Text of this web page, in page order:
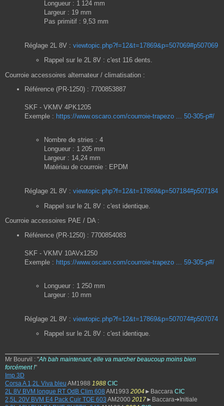
Longueur : 1 124 mm
Largeur : 19 mm
Pas primitif : 9,53 mm
Réglage 2L 8V : viewtopic.php?f=12&t=17869&p=507069#p507069
Rappel sur le 2L 8V : c'est 116 dents.
Courroie accessoires alternateur / climatisation :
Référence (PR-1250) : 7700853887
SKF - VKMV 4PK1205
Exemple : https://www.oscaro.com/courroie-trapezo ... 50-305-p#/
Nombre de stries : 4
Longueur : 1 205 mm
Largeur : 14,24 mm
Matériau de courroie : EPDM
Réglage 2L 8V : viewtopic.php?f=12&t=17869&p=507184#p507184
Rappel sur le 2L 8V : c'est identique.
Courroie accessoires PAE / DA :
Référence (PR-1250) : 7700854083
SKF - VKMV 10AVx1250
Exemple : https://www.oscaro.com/courroie-trapezo ... 59-305-p#/
Longueur : 1 250 mm
Largeur : 10 mm
Réglage 2L 8V : viewtopic.php?f=12&t=17869&p=507074#p507074
Rappel sur le 2L 8V : c'est identique.
Mr Bourvil : "Ah bah maintenant, elle va marcher beaucoup moins bien
forcément !"
Imp 3D
Corsa A 1,2L Viva bleu AM1988 1988 CIC
2L 8V BVM longue RT OdB Clim 608 AM1993 2004 ►Baccara CIC
2,5L 20V BVM E4 Pack Cuir TOE 603 AM2000 2017►Baccara➔Initiale